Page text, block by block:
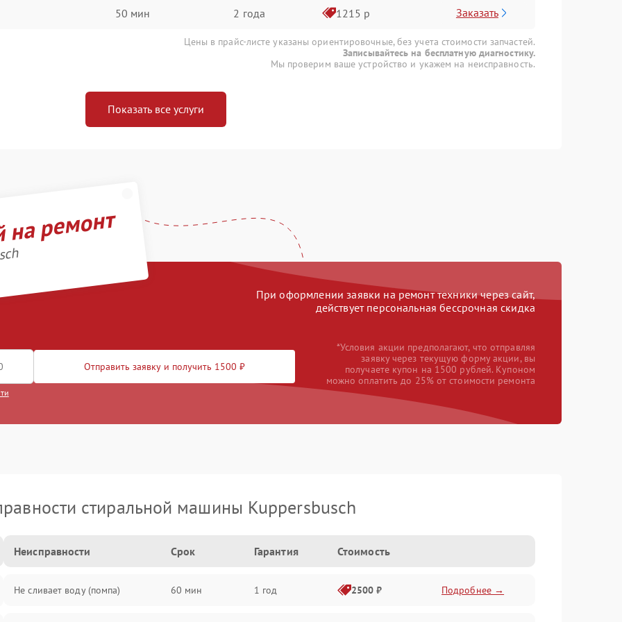
50 мин 2 года 1215 р Заказать
Цены в прайс-листе указаны ориентировочные, без учета стоимости запчастей.
Записывайтесь на бесплатную диагностику.
Мы проверим ваше устройство и укажем на неисправность.
Показать все услуги
ремонт
При оформлении заявки на ремонт техники через сайт,
действует персональная бессрочная скидка
Отправить заявку и получить 1500 ₽
*Условия акции предполагают, что отправляя
заявку через текущую форму акции, вы
получаете купон на 1500 рублей. Купоном
можно оплатить до 25% от стоимости ремонта
стиральной машины Kuppersbusch
Неисправности Срок Гарантия Стоимость
Не сливает воду (помпа) 60 мин 1 год 2500 ₽ Подробнее →